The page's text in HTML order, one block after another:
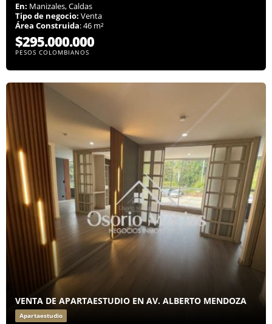
En: Manizales, Caldas
Tipo de negocio: Venta
Área Construida: 46 m²
$295.000.000
PESOS COLOMBIANOS
VENTA DE APARTAESTUDIO EN AV. ALBERTO MENDOZA
Apartaestudio